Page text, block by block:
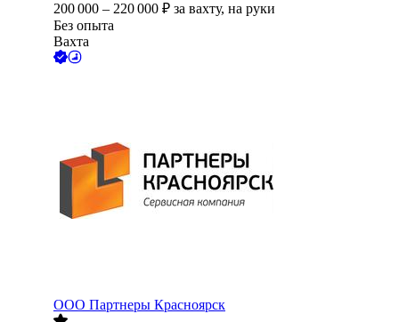
200 000 – 220 000 ₽ за вахту, на руки
Без опыта
Вахта
ООО Партнеры Красноярск